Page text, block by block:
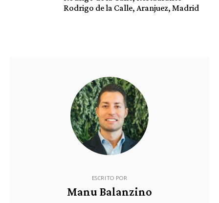
Rodrigo de la Calle, Aranjuez, Madrid
ESCRITO POR
Manu Balanzino